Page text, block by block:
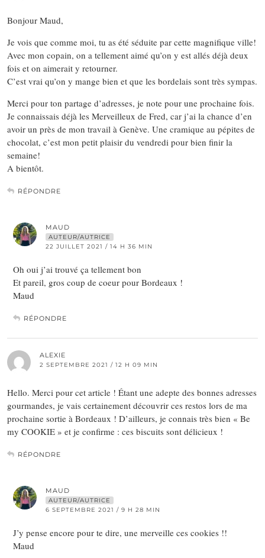
Bonjour Maud,
Je vois que comme moi, tu as été séduite par cette magnifique ville!
Avec mon copain, on a tellement aimé qu’on y est allés déjà deux
fois et on aimerait y retourner.
C’est vrai qu’on y mange bien et que les bordelais sont très sympas.
Merci pour ton partage d’adresses, je note pour une prochaine fois.
Je connaissais déjà les Merveilleux de Fred, car j’ai la chance d’en
avoir un près de mon travail à Genève. Une cramique au pépites de
chocolat, c’est mon petit plaisir du vendredi pour bien finir la
semaine!
A bientôt.
RÉPONDRE
MAUD
AUTEUR/AUTRICE
22 JUILLET 2021 / 14 H 36 MIN
Oh oui j’ai trouvé ça tellement bon
Et pareil, gros coup de coeur pour Bordeaux !
Maud
RÉPONDRE
ALEXIE
2 SEPTEMBRE 2021 / 12 H 09 MIN
Hello. Merci pour cet article ! Étant une adepte des bonnes adresses
gourmandes, je vais certainement découvrir ces restos lors de ma
prochaine sortie à Bordeaux ! D’ailleurs, je connais très bien « Be
my COOKIE » et je confirme : ces biscuits sont délicieux !
RÉPONDRE
MAUD
AUTEUR/AUTRICE
6 SEPTEMBRE 2021 / 9 H 28 MIN
J’y pense encore pour te dire, une merveille ces cookies !!
Maud